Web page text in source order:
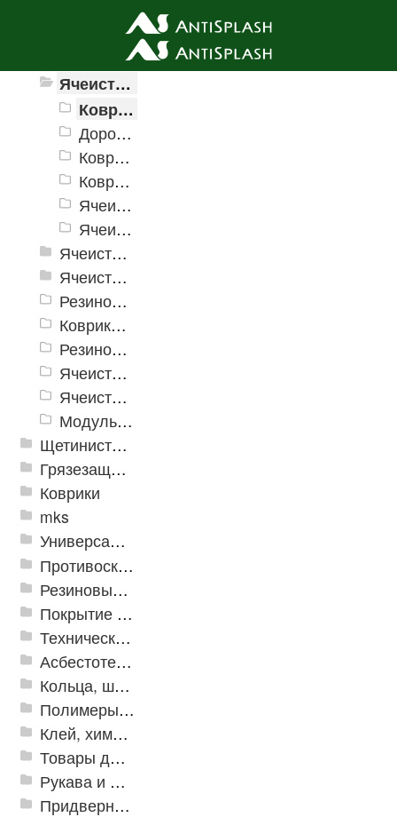
Ячеистые грязезащитные покрытия
Ячеистые грязезащитные покрытия «Домино»
Коврик резиновый с отверстиями «Домино»
Дорожка Домино
Коврик ячеистый "Домино тип 2"
Коврик "Домино полукруг"
Ячеистые коврики "Net"
Ячеистый корвик "Супер Домино"
Ячеистое модульное покрытие «Прима» (Антикаблук)
Ячеистые грязезащитные покрытия «Змейка» (Zig-Zag)
Резиновые коврики и дорожки «Restorant»
Коврики PinMat Волна
Резиновые коврики Шашки
Ячеистое модульное грязезащитное покрытие «Optima Duos»
Ячеистые коврик дорожка «Шашки»
Модульное напольное покрытие "Грязезащитные Соты"
Щетинистые покрытия
Грязезащитные, влаговпитывающие покрытия
Коврики
mks
Универсальные модульные покрытия
Противоскользящая защита для лестниц, профили, ленты
Резиновые и ПВХ дорожки
Покрытие из резиновой крошки
Техническая резина
Асбестотехнические и теплоизоляционные материалы
Кольца, шайбы, манжеты
Полимеры и пластики
Клей, химия, сопутствующие товары
Товары для дома
Рукава и шланги промышленные
Придверные решетки